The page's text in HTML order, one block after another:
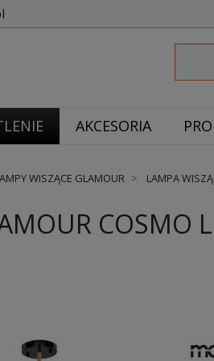
AKCESORIA
WISZĄCE GLAMOUR LAMPA
COSMO